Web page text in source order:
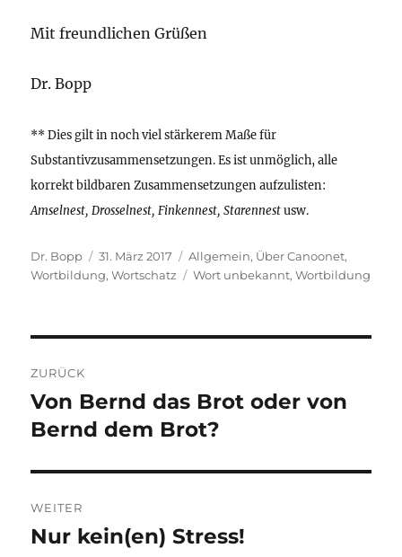
Mit freundlichen Grüßen
Dr. Bopp
** Dies gilt in noch viel stärkerem Maße für
Substantivzusammensetzungen. Es ist unmöglich, alle
korrekt bildbaren Zusammensetzungen aufzulisten:
Amselnest, Drosselnest, Finkennest, Starennestusw.
Autor
Dr. Bopp
Veröffentlicht
am
31. März 2017 Kategorien
Allgemein, Über Canoonet,
Wortbildung,Wortschatz Schlagwörter
Wort unbekannt,Wortbildung
ZURÜCK
Vorheriger
Beitrag:
Von Bernd das Brot oder von
Bernd dem Brot?
WEITER
Nächster
Nur kein(en) Stress!